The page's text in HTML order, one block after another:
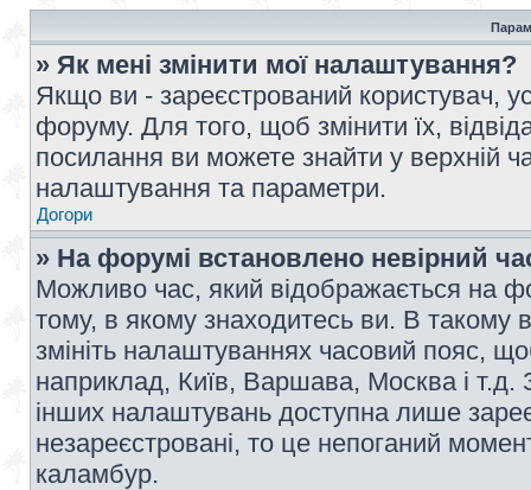
» Як мені змінити мої налаштування?
Якщо ви - зареєстрований користувач,
форуму. Для того, щоб змінити їх,
посилання ви можете знайти у верхній
налаштування та параметри.
Догори
» На форумі встановлено невірний
Можливо час, який відображається на
тому, в якому знаходитесь ви. В такому
змініть налаштуваннях часовий пояс,
наприклад, Київ, Варшава, Москва і т.д.
інших налаштувань доступна лише
незареєстровані, то це непоганий
каламбур.